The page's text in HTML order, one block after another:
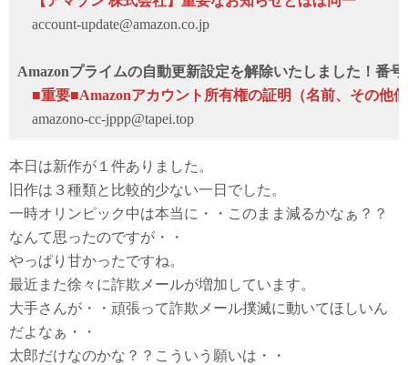
account-update@amazon.co.jp
Amazonプライムの自動更新設定を解除いたしました！番号
■重要■Amazonアカウント所有権の証明（名前、その他
amazono-cc-jppp@tapei.top
本日は新作が１件ありました。
旧作は３種類と比較的少ない一日でした。
一時オリンピック中は本当に・・このまま減るかなぁ？？
なんて思ったのですが・・
やっぱり甘かったですね。
最近また徐々に詐欺メールが増加しています。
大手さんが・・頑張って詐欺メール撲滅に動いてほしいん
だよなぁ・・
太郎だけなのかな？？こういう願いは・・